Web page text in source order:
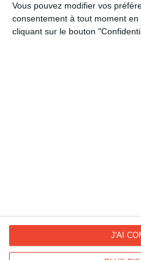
Vous pouvez modifier vos
consentement à tout moment
cliquant sur le bouton
J'AI
Bisous et